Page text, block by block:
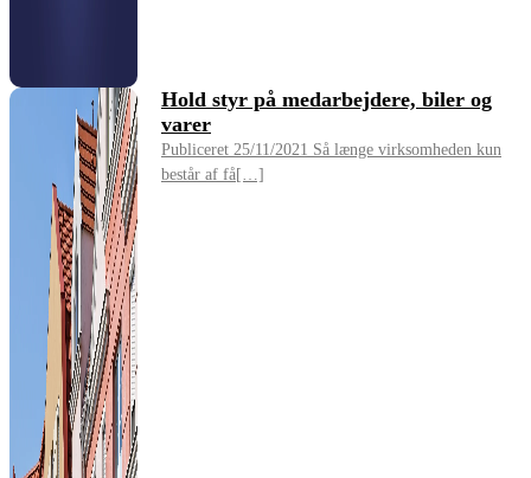
Hold styr på medarbejdere, biler og
varer
Publiceret 25/11/2021 Så længe virksomheden kun
består af få[…]